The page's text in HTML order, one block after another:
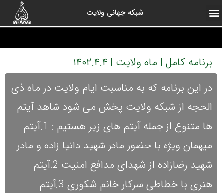
شبکه جهانی ولایت
برنامه کامل | ماه ولایت | ۱۴۰۲.۴.۴
در این برنامه که به مناسبت ایام ولایت در ماه ذی
الحجه از شبکه ولایت پخش می شود شاهد آیتم
ها متنوع از جمله آیتم های زیر هستیم : 1.آیتم
میهمان ویژه با حضور مادر شهید دانیا زاده و مادر
شهید رضازاده از شهدای مدافع امنیت 2.آیتم
هنری با خطاطی سرکار خانم شکوری 3.آیتم